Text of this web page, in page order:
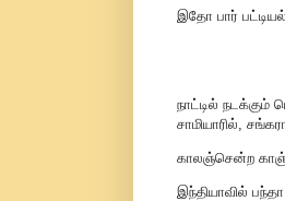
இதோ பார்
நாட்டில் நடக்கும்
சாமியாரில்,
காலஞ்சென்ற
இந்தியாவில்